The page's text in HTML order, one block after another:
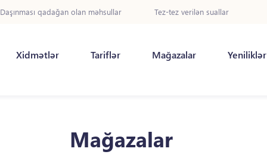
Daşınması qadağan olan məhsullar Tez-tez verilən suallar
Xidmətlər Tariflər Mağazalar Yeniliklər
Mağazalar